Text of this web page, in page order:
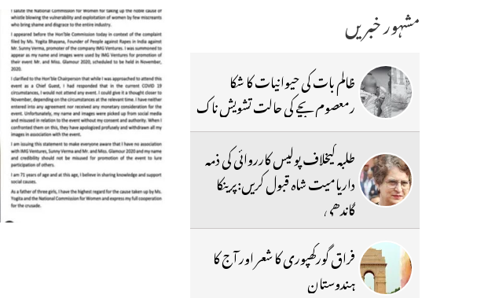
مشہور خبریں
ظالم بات کی حیوانیات کا شکا
رمعصوم بچے کی حالت تشویش ناک
طلبہ کیخلاف پولیس کارروائی کی ذمہ
داریامیت شاہ قبول کریں:پرینکا
گاندھی
فراق گورکھپوری کا شعر اور آج کا
ہندوستان